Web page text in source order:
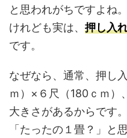
と思われがちですよね。
けれども実は、 押し入
です。
なぜなら、通常、押し
ｍ）×６尺（180ｃｍ）
大きさがあるからです。
「たったの１畳？」と